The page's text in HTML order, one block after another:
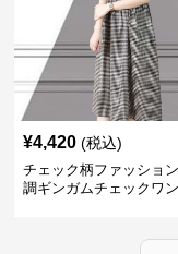
¥4,420 (税込)
チェック柄ファッショ
調ギンガムチェックワ